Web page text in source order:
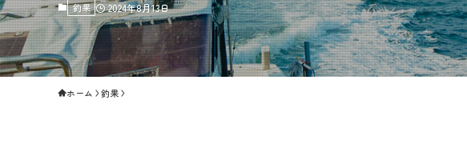
釣果 2024年8月13日
ホーム 釣果